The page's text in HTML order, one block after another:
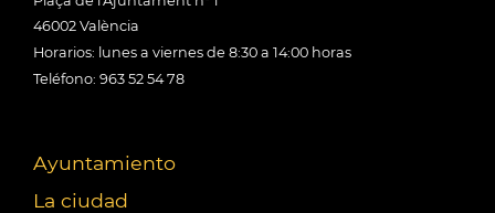
46002 València
Horarios: lunes a viernes de 8:30 a 14:00 horas
Teléfono: 963 52 54 78
Ayuntamiento
La ciudad